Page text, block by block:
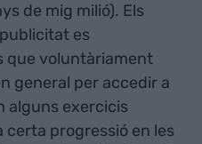
de mig milió). Els
es
que voluntàriament
general per accedir a
alguns exercicis
certa progressió en les